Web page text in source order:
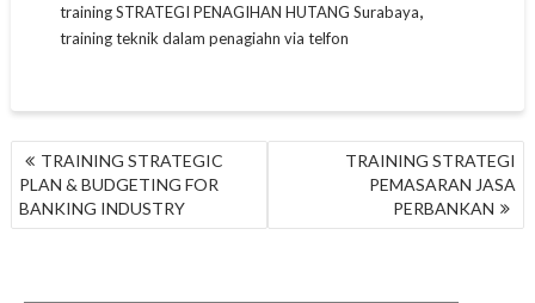
training STRATEGI PENAGIHAN HUTANG Surabaya
training teknik dalam penagiahn via telfon
NAVIGASI
POS
TRAINING STRATEGIC
PLAN & BUDGETING FOR
BANKING INDUSTRY
TRAINING STRATEGI
PEMASARAN JASA
PERBANKAN